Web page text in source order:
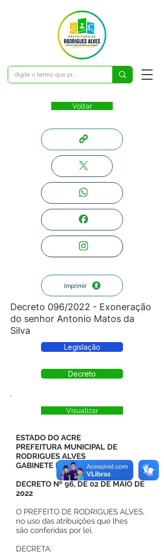
Voltar
Imprimir
Decreto 096/2022 - Exoneração
do senhor Antonio Matos da
Silva
Legislação
Decreto
Visualizar
ESTADO DO ACRE
PREFEITURA MUNICIPAL DE
RODRIGUES ALVES
GABINETE DO PREFEITO
DECRETO Nº 96, DE 02 DE MAIO DE
2022
O PREFEITO DE RODRIGUES ALVES,
no uso das atribuições que lhes
são conferidas por lei,
DECRETA: